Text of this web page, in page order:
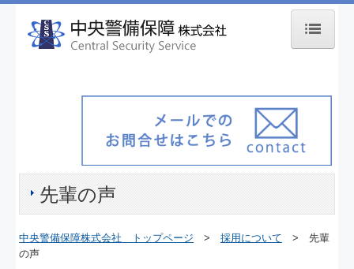
中央警備保障について
代表者挨拶
アクセスマップ
有資格者数
先輩の声
中央警備保障株式会社 トップページ >採用について > 先輩
の声